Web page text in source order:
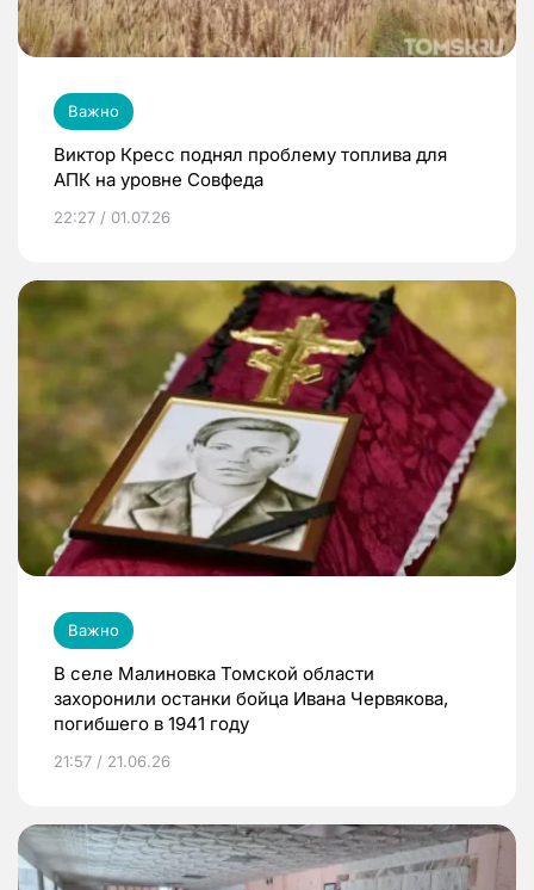
Важно
Виктор Кресс поднял проблему топлива для
АПК на уровне Совфеда
22:27 / 01.07.26
Важно
В селе Малиновка Томской области
захоронили останки бойца Ивана Червякова,
погибшего в 1941 году
21:57 / 21.06.26